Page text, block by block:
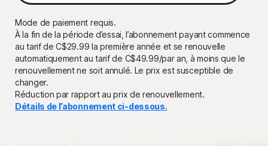
Mode de paiement requis.
À la fin de la période d’essai, l’abonnement payant commence
au tarif de C$29.99 la première année et se renouvelle
automatiquement au tarif de C$49.99/par an, à moins que le
renouvellement ne soit annulé. Le prix est susceptible de
changer.
Réduction par rapport au prix de renouvellement.
Détails de l’abonnement ci-dessous.